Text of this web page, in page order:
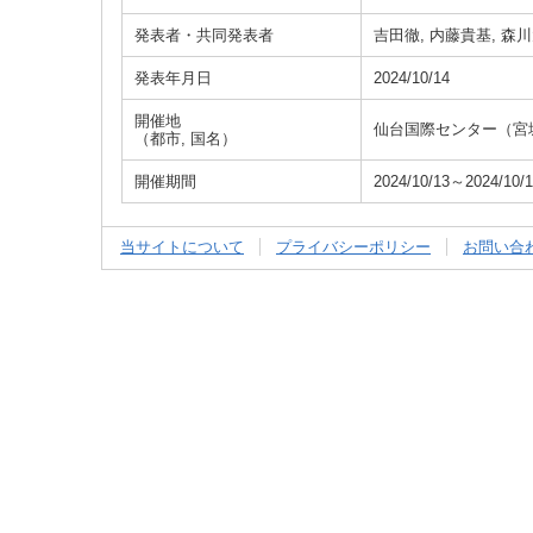
発表者・共同発表者 吉田徹, 内藤貴基, 森
発表年月日 2024/10/14
開催地
（都市, 国名）
仙台国際センター（宮
開催期間 2024/10/13～2024/10/
当サイトについて プライバシーポリシー お問い合